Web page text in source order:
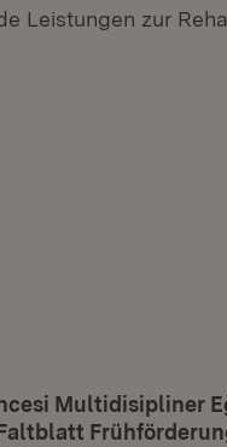
Leistungen zur
Multidisipliner